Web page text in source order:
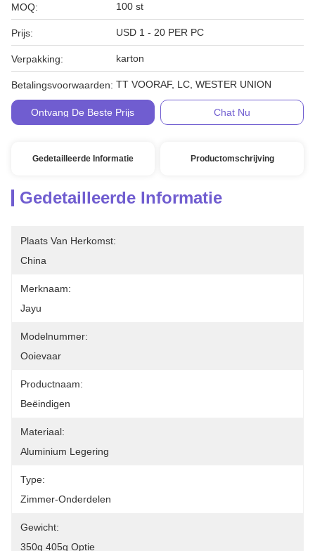
MOQ: 100 st
Prijs: USD 1 - 20 PER PC
Verpakking: karton
Betalingsvoorwaarden: TT VOORAF, LC, WESTER UNION
Ontvang De Beste Prijs Chat Nu
Gedetailleerde Informatie Productomschrijving
Gedetailleerde Informatie
Plaats Van Herkomst:
China
Merknaam:
Jayu
Modelnummer:
Ooievaar
Productnaam:
Beëindigen
Materiaal:
Aluminium Legering
Type:
Zimmer-Onderdelen
Gewicht:
350g 405g Optie